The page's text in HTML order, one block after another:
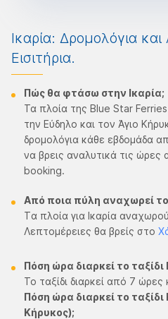
Ικαρία: Δρομολόγια
Εισιτήρια.
Πώς θα φτάσω στην Ικαρία​;
Τα πλοία της Blue Star Ferries
την Εύδηλο και τον Άγιο
δρομολόγια κάθε εβδομάδα
να βρεις αναλυτικά τις
booking.
Από ποια πύλη αναχωρεί
Tα πλοία για Ικαρία
Λεπτομέρειες θα βρείς στο
Πόση ώρα διαρκεί το ταξίδι
Το ταξίδι διαρκεί από 7
Πόση ώρα διαρκεί το
Κήρυκος);